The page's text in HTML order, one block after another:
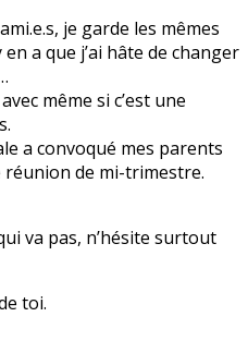
je garde les mêmes
a que j’ai hâte de changer
même si c’est une
a convoqué mes parents
de mi-trimestre.
va pas, n’hésite surtout
toi.